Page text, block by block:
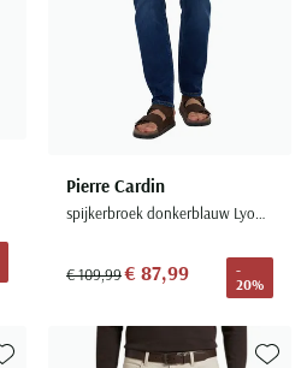
Pierre Cardin
spijkerbroek donkerblauw Lyon Tapered
€ 109,99€ 87,99
-
20%